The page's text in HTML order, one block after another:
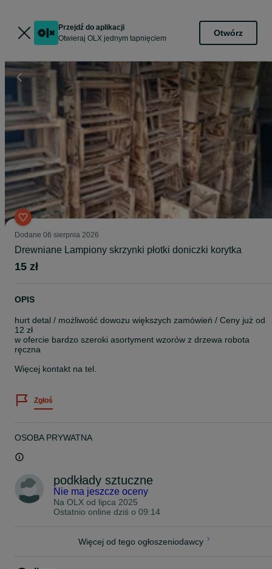
Przejdź do aplikacji
Otwieraj OLX jednym tapnięciem
Otwórz
Dodane 06 sierpnia 2026
Drewniane Lampiony skrzynki płotki doniczki korytka
15 zł
OPIS
hurt detal / możliwość dowozu większych zamówień / Ceny już od
12 zł
w ofercie bardzo szeroki asortyment wzorów z drzewa robota
ręczna
Więcej kontakt na tel.
Zgłoś
OSOBA PRYWATNA
podkłady sztuczne
Nie ma jeszcze oceny
Na OLX od lipca 2025
Ostatnio online dziś o 09:14
Więcej od tego ogłoszeniodawcy